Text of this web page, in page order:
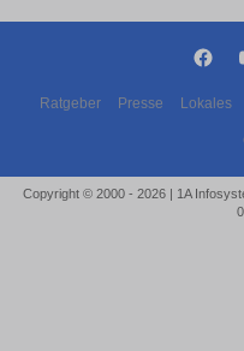
Ratgeber Presse Lokales
Copyright © 2000 - 2026 | 1A